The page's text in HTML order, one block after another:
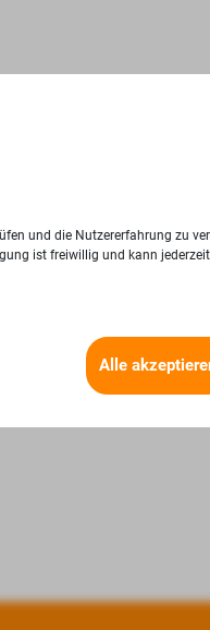
und die Nutzererfahrung zu
ist freiwillig und kann
Alle